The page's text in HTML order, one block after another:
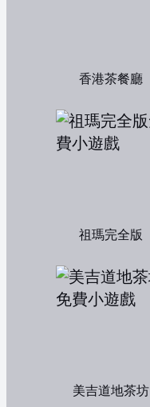
香港茶餐廳
祖瑪完全版
美吉道地茶坊